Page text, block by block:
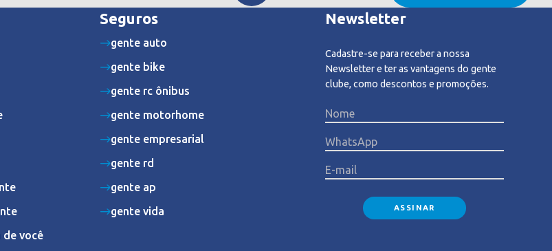
de você
Seguros
gente auto
gente bike
gente rc ônibus
gente motorhome
gente empresarial
gente rd
gente ap
gente vida
Newsletter
Cadastre-se para receber a nossa
Newsletter e ter as vantagens do gente
clube, como descontos e promoções.